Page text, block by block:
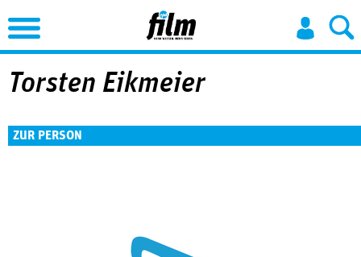
Jump to Navigation
Torsten Eikmeier
ZUR PERSON